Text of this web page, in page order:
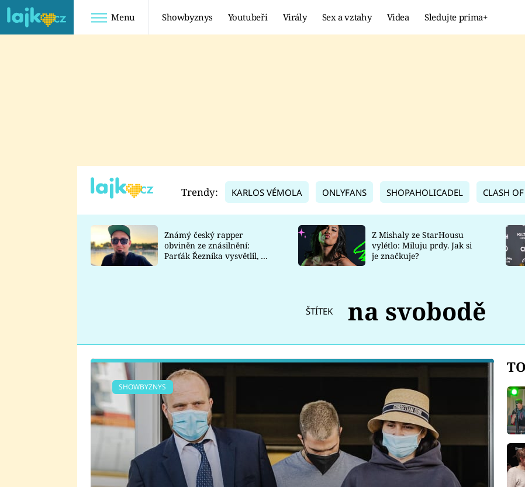
Menu Showbyznys Youtubeři Virály Sex a vztahy Videa Sledujte prima+
TADEÁŠ KUBĚNKA
DATEL
Trendy: KARLOS VÉMOLA ONLYFANS SHOPAHOLICADEL CLASH
Známý český rapper
obviněn ze znásilnění:
Parťák Řezníka vysvětlil, co
Z Mishaly ze StarHousu
vylétlo: Miluju prdy. Jak si
je značkuje?
ŠTÍTEK na svobodě
SHOWBYZNYS